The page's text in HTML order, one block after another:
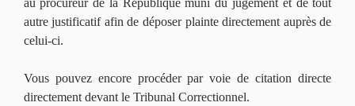
au procureur de la République muni du jugement et de tout
autre justificatif afin de déposer plainte directement auprès de
celui-ci.
Vous pouvez encore procéder par voie de citation directe
directement devant le Tribunal Correctionnel.